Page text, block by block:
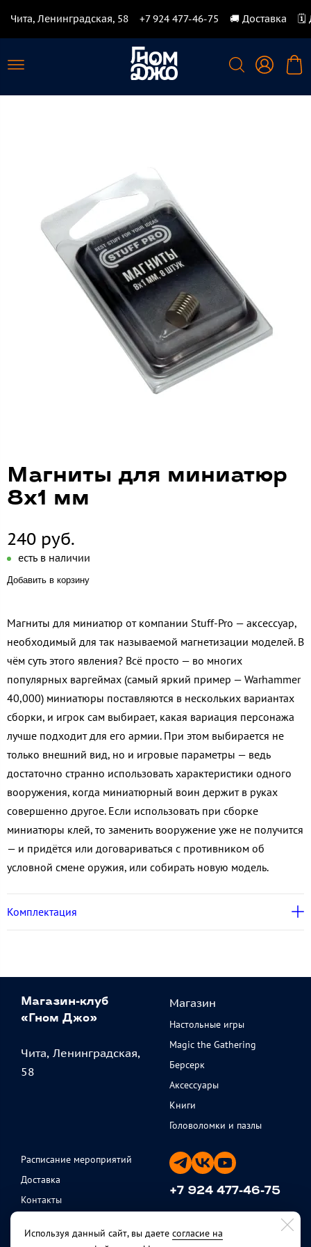
Чита, Ленинградская, 58 +7 924 477-46-75 🚚 Доставка 🗓️
Магниты для миниатюр
8х1 мм
240 руб.
есть в наличии
Добавить в корзину
Магниты для миниатюр от компании Stuff-Pro — аксессуар,
необходимый для так называемой магнетизации моделей. В
чём суть этого явления? Всё просто — во многих
популярных варгеймах (самый яркий пример — Warhammer
40,000) миниатюры поставляются в нескольких вариантах
сборки, и игрок сам выбирает, какая вариация персонажа
лучше подходит для его армии. При этом выбирается не
только внешний вид, но и игровые параметры — ведь
достаточно странно использовать характеристики одного
вооружения, когда миниатюрный воин держит в руках
совершенно другое. Если использовать при сборке
миниатюры клей, то заменить вооружение уже не получится
— и придётся или договариваться с противником об
условной смене оружия, или собирать новую модель.
Комплектация
Магазин-клуб
«Гном Джо»
Чита, Ленинградская,
58
Магазин
Настольные игры
Magic the Gathering
Берсерк
Аксессуары
Книги
Головоломки и пазлы
Расписание мероприятий
Доставка
Контакты
Политика
+7 924 477-46-75
ежедневно с 11 до 20
Используя данный сайт, вы даете согласие на